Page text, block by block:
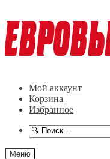
к
навигации
к
содержимому
Мой аккаунт
Корзина
Избранное
Меню